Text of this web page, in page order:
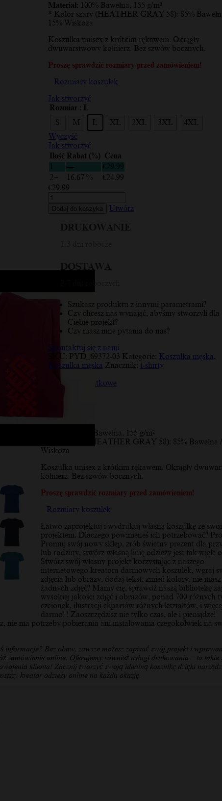
Materiał: 100% Bawełna, 155 g/m²
* Kolor szary (HEATHER GRAY 58): 85%
15% Wiskoza
Koszulka unisex z krótkim rękawem. Okrągły
dwuwarstwowy kołnierz. Bez szwów bocznych.
Proszę sprawdzić rozmiary przed zamówieniem!
Rozmiary koszulek
Jak stworzyć
Rozmiar : L
S
M L XL 2XL 3XL
4XL
Wyczyść
Jak stworzyć
Ilość Rabat (%) Cena
1
— € 29.99
2+
16.67 % €24.99
€29.99
ilość
Kuldiga,
łotewski
Dodaj do koszyka Utwórz
Szukasz produktu z innymi parametrami?
Czy chcesz nas wynająć, abyśmy stworzyli dla
Ciebie projekt?
Czy masz inne pytania do nas?
Skontaktuj się z nami
SKU: PYD_69372-03 Kategorie: Koszulka męska,
Koszulka męska Znacznik: t-shirty
Informacje dodatkowe
100% Bawełna, 155 g/m²
* Kolor szary (HEATHER GRAY 58): 85% Bawełna
Wiskoza
Koszulka unisex z krótkim rękawem. Okrągły
kołnierz. Bez szwów bocznych.
Proszę sprawdzić rozmiary przed zamówieniem!
Rozmiary koszulek
Łatwo zaprojektuj i wydrukuj własną koszulkę ze
projektem. Dlaczego powinieneś ich potrzebować?
Promuj swój nowy sklep, zrób świetny prezent dla
lub rodziny, stwórz własną linię odzieży jest tak wiele
Stwórz swój własny projekt korzystając z naszego
internetowego kreatora darmowych koszulek, wgraj
zdjęcia lub obrazy, dodaj tekst, zmień kolory, nie masz
żadnych zdjęć? Mamy cię, sprawdź naszą bibliotekę
wysokiej jakości zdjęć i obrazów, ponad 700 różnych
czcionek, ilustracji clipartów różnych kształtów, i
darmo! ! Zaoszczędzisz nie tylko czas, ale i pieniądze!
nie ma potrzeby pobierania ani instalowania czegokolwiek na
informacje? Bez obaw, zawsze możesz zapisać swój projekt i
zamówienie online. Oferujemy również usługi drukowania – to takie
klienta! Zacznij tworzyć swoją idealną koszulkę dzięki
kreator odzieży online na każdą okazję.